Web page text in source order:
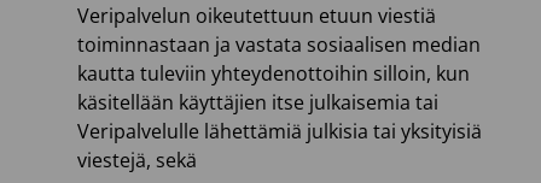
Veripalvelun oikeutettuun etuun viestiä
toiminnastaan ja vastata sosiaalisen median
kautta tuleviin yhteydenottoihin silloin, kun
käsitellään käyttäjien itse julkaisemia tai
Veripalvelulle lähettämiä julkisia tai yksityisiä
viestejä, sekä